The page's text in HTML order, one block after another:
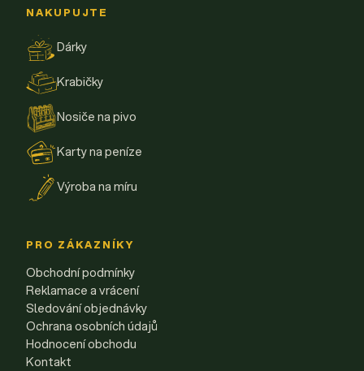
NAKUPUJTE
Dárky
Krabičky
Nosiče na pivo
Karty na peníze
Výroba na míru
PRO ZÁKAZNÍKY
Obchodní podmínky
Reklamace a vrácení
Sledování objednávky
Ochrana osobních údajů
Hodnocení obchodu
Kontakt